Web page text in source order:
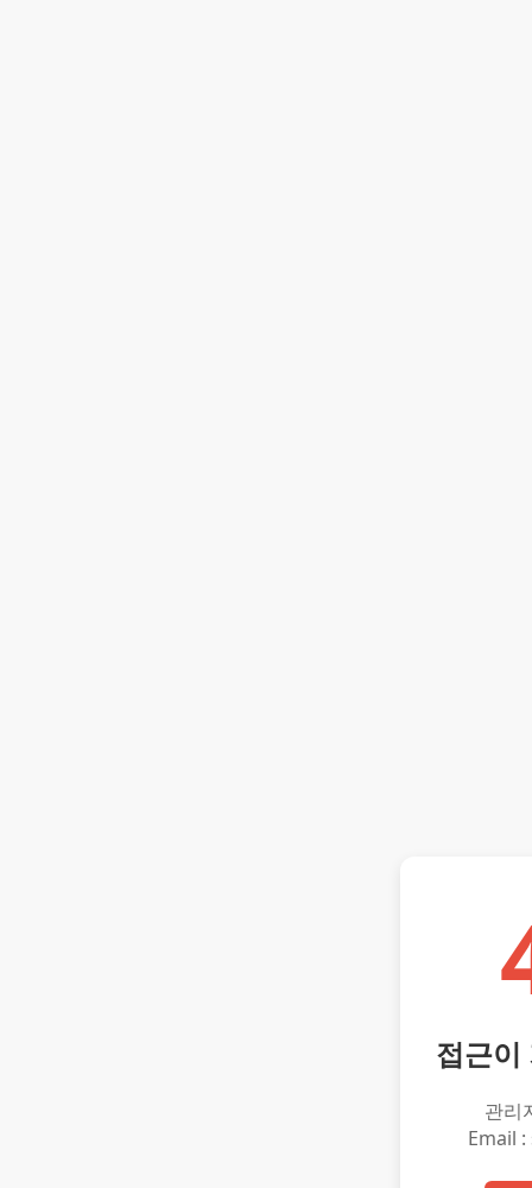
접근이
관리
Email